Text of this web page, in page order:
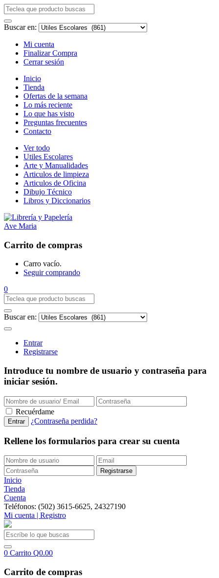
Buscar en:
Mi cuenta
Finalizar Compra
Cerrar sesión
Inicio
Tienda
Ofertas de la semana
Lo más reciente
Lo que has visto
Preguntas frecuentes
Contacto
Ver todo
Utiles Escolares
Arte y Manualidades
Articulos de limpieza
Articulos de Oficina
Dibujo Técnico
Libros y Diccionarios
Carrito de compras
Carro vacío.
Seguir comprando
0
Buscar en:
Entrar
Registrarse
Introduce tu nombre de usuario y contraseña para
iniciar sesión.
Recuérdame
¿Contraseña perdida?
Rellene los formularios para crear su cuenta
Inicio
Tienda
Cuenta
Teléfonos: (502) 3615-6625, 24327190
Mi cuenta | Registro
0 Carrito Q0.00
Carrito de compras